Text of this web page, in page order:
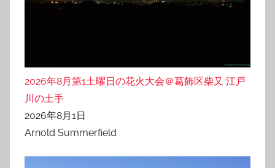
2026年8月第1土曜日の花火大会＠葛飾区柴又 江戸
川の土手
2026年8月1日
Arnold Summerfield